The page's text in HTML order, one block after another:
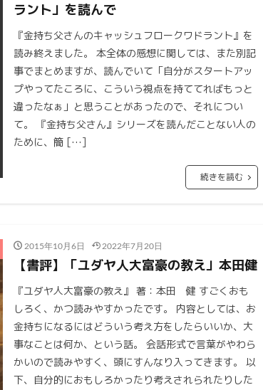
ラント」を読んで
『金持ち父さんのキャッシュフロークワドラント』を
読み終えました。 本全体の感想に関しては、また別記
事でまとめますが、読んでいて「自分がスタートアッ
プやってたころに、こういう視点を持ててればもっと
違ったなぁ」と思うことがあったので、それについ
て。 『金持ち父さん』シリーズを読んだことない人の
ために、簡 […]
続きを読む
2015年10月6日 2022年7月20日
【書評】「ユダヤ人大富豪の教え」本田健
『ユダヤ人大富豪の教え』 著：本田 健 すごくおも
しろく、かつ読みやすかったです。 内容としては、お
金持ちになるにはどういう考え方をしたらいいか、大
事なことは何か、という話。 会話形式で言葉がやわら
かいので読みやすく、頭にすんなり入ってきます。 以
下、自分的におもしろかったり考えされられたりした